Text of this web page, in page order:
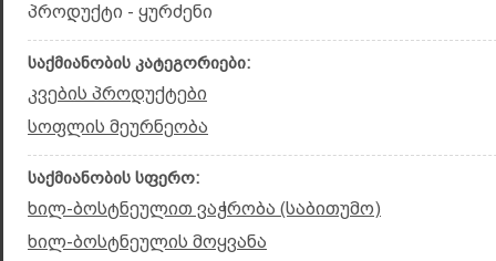
პროდუქტი - ყურძენი
საქმიანობის კატეგორიები:
კვების პროდუქტები
სოფლის მეურნეობა
საქმიანობის სფერო:
ხილ-ბოსტნეულით ვაჭრობა (საბითუმო)
ხილ-ბოსტნეულის მოყვანა